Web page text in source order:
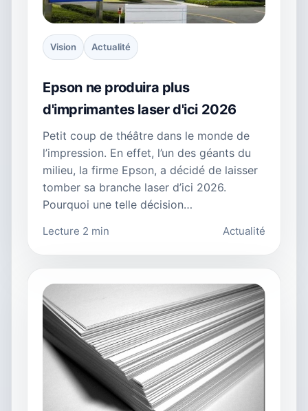
Vision Actualité
Epson ne produira plus
d'imprimantes laser d'ici 2026
Petit coup de théâtre dans le monde de
l’impression. En effet, l’un des géants du
milieu, la firme Epson, a décidé de laisser
tomber sa branche laser d’ici 2026.
Pourquoi une telle décision…
Lecture 2 min Actualité